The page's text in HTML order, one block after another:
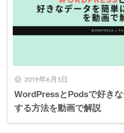
2019年6月3日
WordPressとPodsで好き
する方法を動画で解説